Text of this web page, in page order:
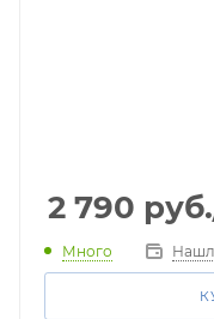
2 790 руб.
Много